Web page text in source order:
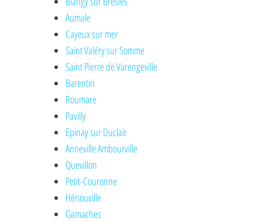
Aumale
Cayeux sur mer
Saint Valéry sur Somme
Saint Pierre de Varengeville
Barentin
Roumare
Pavilly
Epinay sur Duclair
Anneville Ambourville
Quevillon
Petit-Couronne
Hénouville
Gamaches